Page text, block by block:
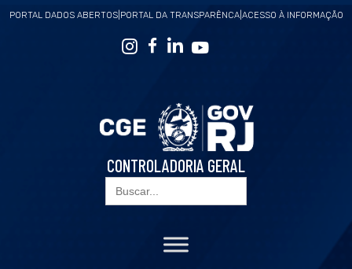
PORTAL DADOS ABERTOS| PORTAL DA TRANSPARÊNCA| ACESSO À INFORMAÇÃO
CONTROLADORIA GERAL
Search
for: